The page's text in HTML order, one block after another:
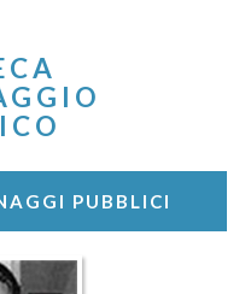
PUBBLICI